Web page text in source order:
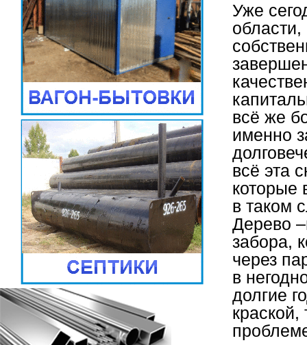
Уже
всё же
именно
всё эта
которые
в таком
Дерево
забора,
через
в
долгие